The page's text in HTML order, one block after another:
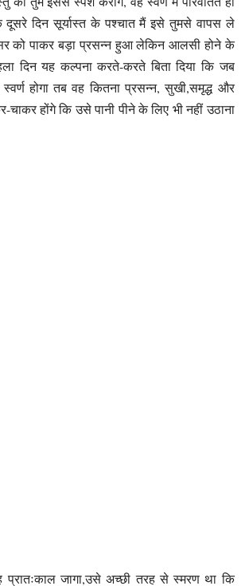
दूसरे दिन सूर्यास्त के पश्चात मैं इसे तुमसे वापस ले
को पाकर बड़ा प्रसन्न हुआ लेकिन आलसी होने के
दिन यह कल्पना करते-करते बिता दिया कि जब
होगा तब वह कितना प्रसन्न, सुखी,समृद्ध और
चाकर होंगे कि उसे पानी पीने के लिए भी नहीं उठाना
जागा,उसे अच्छी तरह से स्मरण था कि